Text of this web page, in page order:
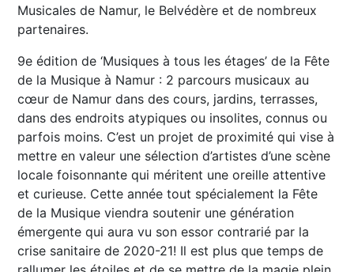
Musicales de Namur, le Belvédère et de nombreux
partenaires.
9e édition de ‘Musiques à tous les étages’ de la Fête
de la Musique à Namur : 2 parcours musicaux au
cœur de Namur dans des cours, jardins, terrasses,
dans des endroits atypiques ou insolites, connus ou
parfois moins. C’est un projet de proximité qui vise à
mettre en valeur une sélection d’artistes d’une scène
locale foisonnante qui méritent une oreille attentive
et curieuse. Cette année tout spécialement la Fête
de la Musique viendra soutenir une génération
émergente qui aura vu son essor contrarié par la
crise sanitaire de 2020-21! Il est plus que temps de